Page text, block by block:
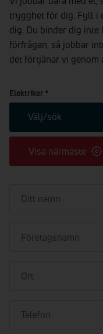
trygghet för dig. Fyll i
dig. Du binder dig
förfrågan, så jobbar
det förtjänar vi genom
Elektriker *
Välj/sök
Visa närmaste